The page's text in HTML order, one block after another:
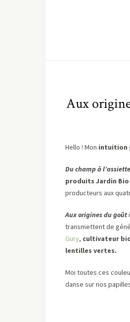
Aux
Hello ! Mon intuition
Du champ à l’assiette
produits Jardin Bio
producteurs aux
Aux origines du goût
transmettent de
Gury, cultivateur
lentilles vertes.
Moi toutes ces
danse sur nos